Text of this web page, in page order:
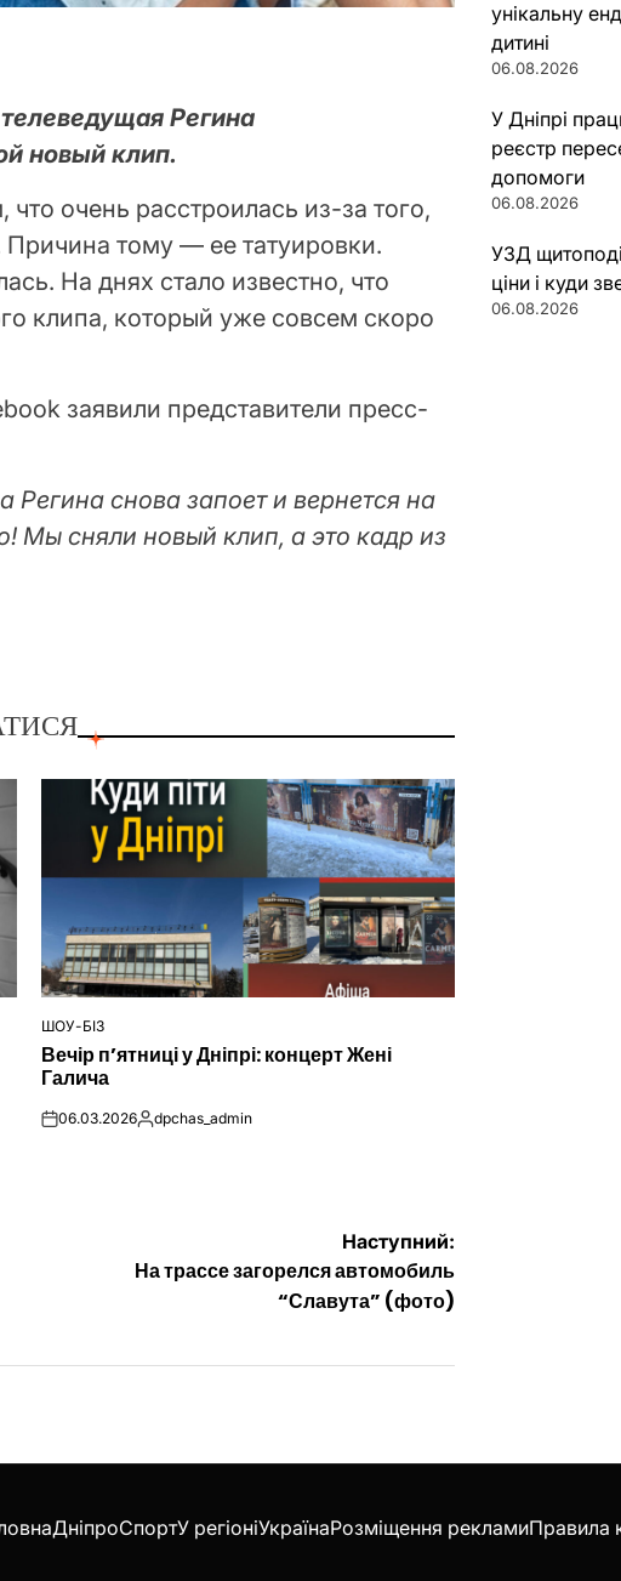
Регина
новый клип.
очень расстроилась из-за того,
Причина тому — ее татуировки.
На днях стало известно, что
клипа, который уже совсем скоро
заявили представители пресс-
Регина снова запоет и вернется на
Мы сняли новый клип, а это кадр из
ОПУБЛІКУВАТИ
У
ШОУ-БІЗ
Вечір п’ятниці у Дніпрі: концерт Жені
Галича
on06.03.2026Опубліковано
dpchas_admin
Наступний:
На трассе загорелся автомобиль
“Славута” (фото)
унікальну
дитині
06.08.2026
У Дніпрі
реєстр
допомоги
06.08.2026
УЗД
ціни і куди
06.08.2026
ДніпроСпортУ регіоніУкраїнаРозміщення рекламиПравила